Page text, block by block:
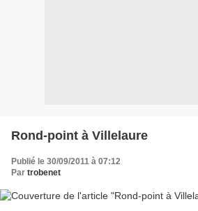
Rond-point à Villelaure
Publié le 30/09/2011 à 07:12
Par trobenet